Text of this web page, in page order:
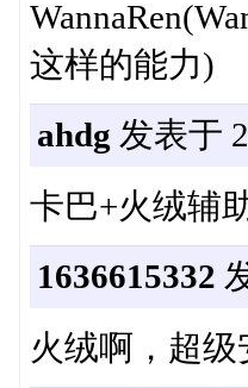
这样的能力)
ahdg 发表于
卡巴+火绒辅
1636615332
火绒啊，超